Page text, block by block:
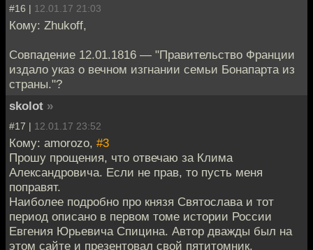
#16 | 12.01.17 21:03
Кому: Zhukoff,
Совпадение 12.01.1816 — "Правительство Франции
издало указ о вечном изгнании семьи Бонапарта из
страны."?
skolot »
#17 | 12.01.17 23:52
Кому: amorozo, #3
Прошу прощения, что отвечаю за Клима
Александровича. Если не прав, то пусть меня
поправят.
Наиболее подробно про князя Святослава и тот
период описано в первом томе истории России
Евгения Юрьевича Спицина. Автор дважды был на
этом сайте и презентовал свой пятитомник.